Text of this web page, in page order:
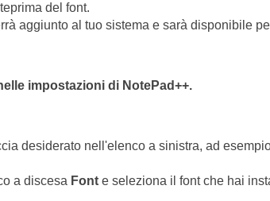
del font.
aggiunto al tuo sistema e sarà disponibile
impostazioni di NotePad++.
desiderato nell'elenco a sinistra, ad
a discesa Font e seleziona il font che hai